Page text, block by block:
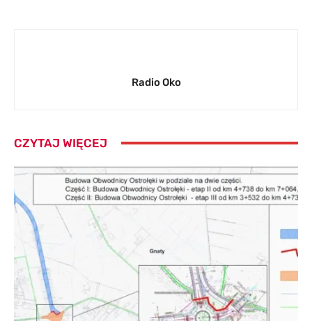
Radio Oko
CZYTAJ WIĘCEJ